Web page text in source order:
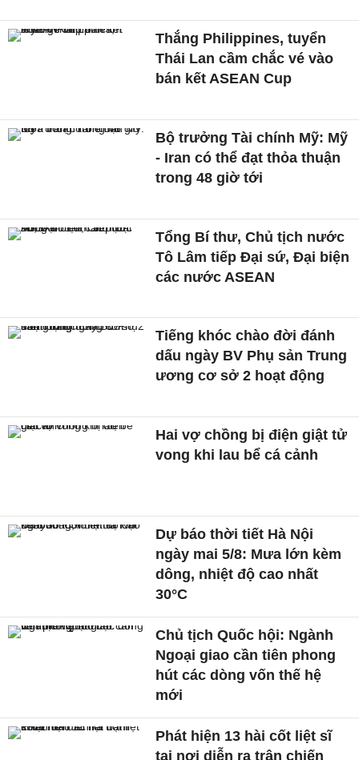
Thắng Philippines, tuyển
Thái Lan cầm chắc vé vào
bán kết ASEAN Cup
Bộ trưởng Tài chính Mỹ: Mỹ
- Iran có thể đạt thỏa thuận
trong 48 giờ tới
Tổng Bí thư, Chủ tịch nước
Tô Lâm tiếp Đại sứ, Đại biện
các nước ASEAN
Tiếng khóc chào đời đánh
dấu ngày BV Phụ sản Trung
ương cơ sở 2 hoạt động
Hai vợ chồng bị điện giật tử
vong khi lau bể cá cảnh
Dự báo thời tiết Hà Nội
ngày mai 5/8: Mưa lớn kèm
dông, nhiệt độ cao nhất
30°C
Chủ tịch Quốc hội: Ngành
Ngoại giao cần tiên phong
hút các dòng vốn thế hệ
mới
Phát hiện 13 hài cốt liệt sĩ
tại nơi diễn ra trận chiến